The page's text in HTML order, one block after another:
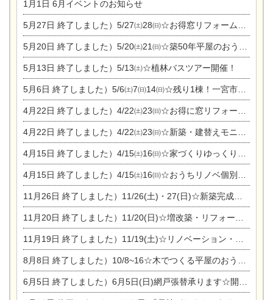
1月1日 6月イベントのお知らせ
5月27日 終了しました）5/27㈯28㈰☆お得窓リフォーム個別相談会
5月20日 終了しました）5/20㈯21㈰☆築50年平屋のおうちリノベーション完成見学会
5月13日 終了しました）5/13㈯☆植林バスツアー開催！
5月6日 終了しました）5/6㈯7㈰14㈰☆残り1棟！一宮市限定モニター募集相談会(新築・建替え)
4月22日 終了しました）4/22㈯23㈰☆お得に窓リフォーム個別相談会
4月22日 終了しました）4/22㈯23㈰☆新築・建替えモニター募集個別相談会
4月15日 終了しました）4/15㈯16㈰☆家づくりゆっくりじっくり個別相談会
4月15日 終了しました）4/15㈯16㈰☆おうちリノベ個別相談会
11月26日 終了しました）11/26(土)・27(日)☆新築完成見学会 in一宮市あずら
11月20日 終了しました）11/20(日)☆増改築・リフォームまつり＆秋の味覚まつり＆芸術祭
11月19日 終了しました）11/19(土)☆リノベーション・家の修理まつり＆増改築・リフォームまつりin扶桑ゴルフ
8月8日 終了しました）10/8~16☆木でつくる平屋のおうちのつくり方【完全予約制】
6月5日 終了しました）6月5日(日)網戸張替承ります☆開催！